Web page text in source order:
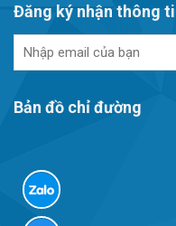
Đăng ký nhận thông
Bản đồ chỉ đường